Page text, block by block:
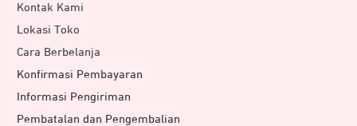
Kontak Kami
Lokasi Toko
Cara Berbelanja
Konfirmasi Pembayaran
Informasi Pengiriman
Pembatalan dan Pengembalian